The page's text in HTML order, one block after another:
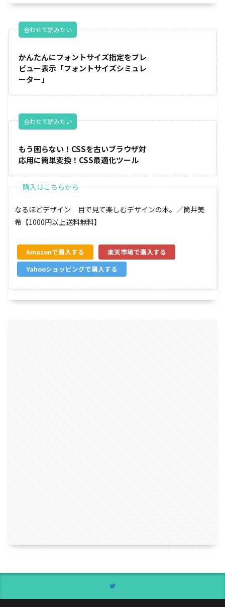
合わせて読みたい
かんたんにフォントサイズ指定をプレ
ビュー表示「フォントサイズシミュレ
ーター」
合わせて読みたい
もう困らない！CSSを古いブラウザ対
応用に簡単変換！CSS最適化ツール
なるほどデザイン 目で見て楽しむデザインの本。／筒井美
希【1000円以上送料無料】
Amazon
楽天市場
Yahooショッピング